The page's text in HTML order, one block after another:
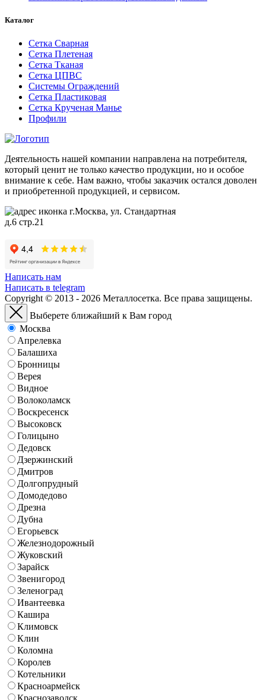
Каталог
Сетка Сварная
Сетка Плетеная
Сетка Тканая
Сетка ЦПВС
Системы Ограждений
Сетка Пластиковая
Сетка Крученая Манье
Профили
Деятельность нашей компании направлена на потребителя,
который ценит не только качество продукции, но и особое
внимание к себе. Нам важно, чтобы заказчик остался доволен
и приобретенной продукцией, и сервисом.
г.Москва, ул. Стандартная
д.6 стр.21
Написать нам
Написать в telegram
Copyright © 2013 - 2026 Металлосетка. Все права защищены.
Выберете ближайший к Вам город
Москва
Апрелевка
Балашиха
Бронницы
Верея
Видное
Волоколамск
Воскресенск
Высоковск
Голицыно
Дедовск
Дзержинский
Дмитров
Долгопрудный
Домодедово
Дрезна
Дубна
Егорьевск
Железнодорожный
Жуковский
Зарайск
Звенигород
Зеленоград
Ивантеевка
Кашира
Климовск
Клин
Коломна
Королев
Котельники
Красноармейск